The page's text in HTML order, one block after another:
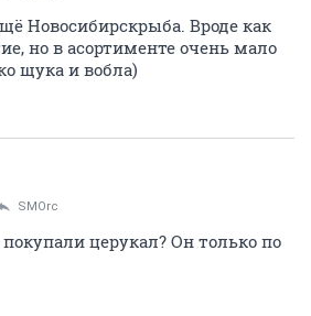
Новосибирскрыба. Вроде как
но в асортименте очень мало
щука и вобла)
SMOrc
церукал? Он только по